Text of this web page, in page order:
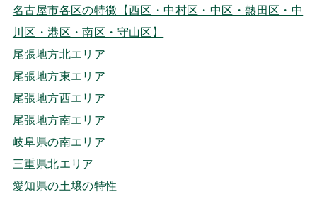
名古屋市各区の特徴【西区・中村区・中区・熱田区・中
川区・港区・南区・守山区】
尾張地方北エリア
尾張地方東エリア
尾張地方西エリア
尾張地方南エリア
岐阜県の南エリア
三重県北エリア
愛知県の土壌の特性